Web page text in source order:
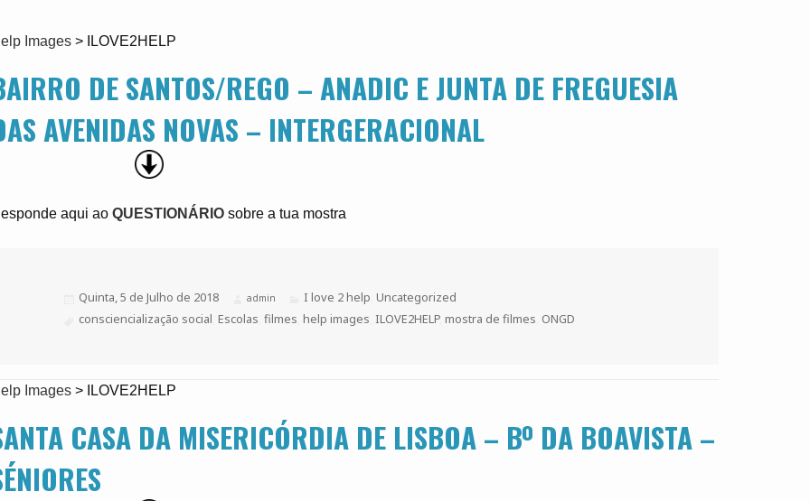
Images> ILOVE2HELP
DE SANTOS/REGO – ANADIC E JUNTA DE FREGUESIA
AVENIDAS NOVAS – INTERGERACIONAL
aqui ao QUESTIONÁRIOsobre a tua mostra
Publicado
Quinta, 5 de Julho de 2018 Autor
admin Categorias
I love 2 help ,Uncategorized
Etiquetas
consciencialização social ,Escolas ,filmes ,help images ILOVE2HELP,mostra de filmes ONGD
Images> ILOVE2HELP
CASA DA MISERICÓRDIA DE LISBOA – Bº DA BOAVISTA –